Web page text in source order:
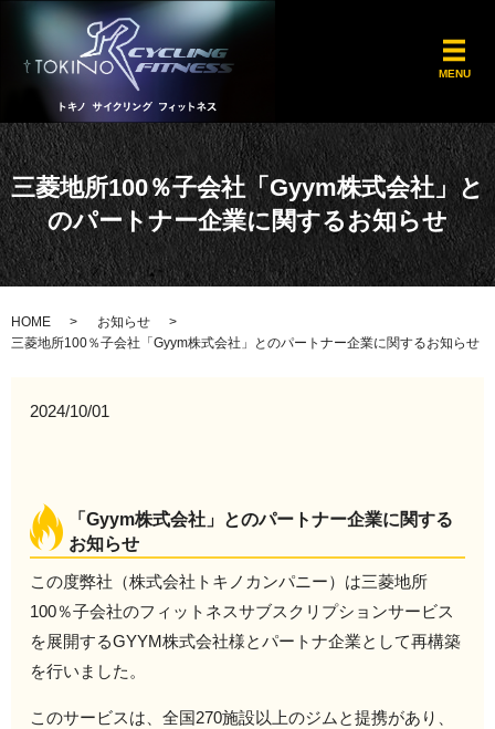
MENU
三菱地所100％子会社「Gyym株式会社」と
のパートナー企業に関するお知らせ
HOME
お知らせ
三菱地所100％子会社「Gyym株式会社」とのパートナー企業に関するお知らせ
2024/10/01
「Gyym株式会社」とのパートナー企業に関する
お知らせ
この度弊社（株式会社トキノカンパニー）は三菱地所
100％子会社のフィットネスサブスクリプションサービス
を展開するGYYM株式会社様とパートナ企業として再構築
を行いました。
このサービスは、全国270施設以上のジムと提携があり、